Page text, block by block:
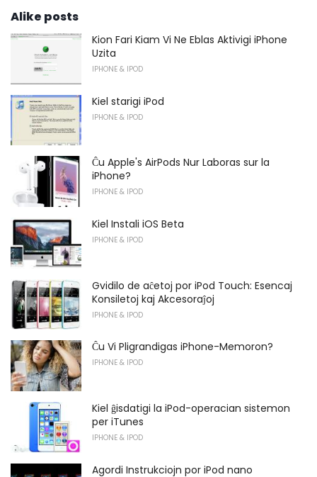
Alike posts
Kion Fari Kiam Vi Ne Eblas Aktivigi iPhone
Uzita
IPHONE & IPOD
Kiel starigi iPod
IPHONE & IPOD
Ĉu Apple's AirPods Nur Laboras sur la
iPhone?
IPHONE & IPOD
Kiel Instali iOS Beta
IPHONE & IPOD
Gvidilo de aĉetoj por iPod Touch: Esencaj
Konsiletoj kaj Akcesoraĵoj
IPHONE & IPOD
Ĉu Vi Pligrandigas iPhone-Memoron?
IPHONE & IPOD
Kiel ĝisdatigi la iPod-operacian sistemon
per iTunes
IPHONE & IPOD
Agordi Instrukciojn por iPod nano